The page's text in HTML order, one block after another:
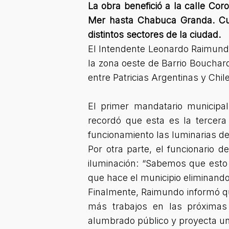
La obra benefició a la calle
Mer hasta Chabuca Granda.
distintos sectores de la ciudad.
El Intendente Leonardo
la zona oeste de Barrio
entre Patricias Argentinas y
El primer mandatario
recordó que esta es la
funcionamiento las luminarias
Por otra parte, el funcionario
iluminación: “Sabemos que
que hace el municipio
Finalmente, Raimundo informó
más trabajos en las
alumbrado público y proyecta